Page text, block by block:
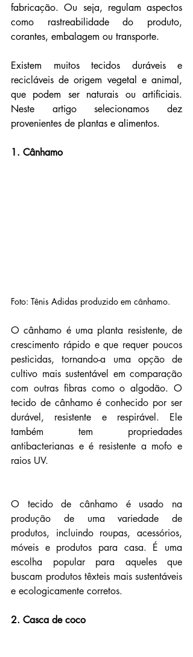
fabricação. Ou seja, regulam aspectos
como rastreabilidade do produto,
corantes, embalagem ou transporte.
Existem muitos tecidos duráveis ​​e
recicláveis ​​de origem vegetal e animal,
que podem ser naturais ou artificiais.
Neste artigo selecionamos dez
provenientes de plantas e alimentos.
1. Cânhamo
Foto: Tênis Adidas produzido em cânhamo.
O cânhamo é uma planta resistente, de
crescimento rápido e que requer poucos
pesticidas, tornando-a uma opção de
cultivo mais sustentável em comparação
com outras fibras como o algodão. O
tecido de cânhamo é conhecido por ser
durável, resistente e respirável. Ele
também tem propriedades
antibacterianas e é resistente a mofo e
raios UV.
O tecido de cânhamo é usado na
produção de uma variedade de
produtos, incluindo roupas, acessórios,
móveis e produtos para casa. É uma
escolha popular para aqueles que
buscam produtos têxteis mais sustentáveis
e ecologicamente corretos.
2. Casca de coco